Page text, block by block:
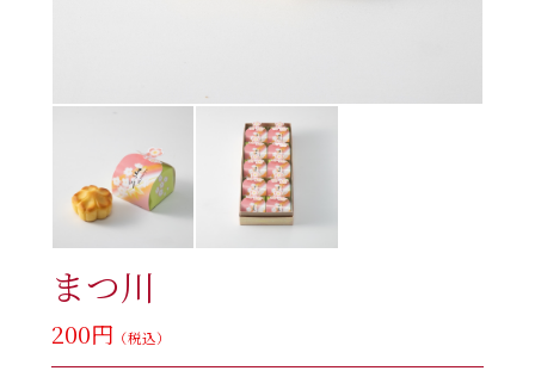
まつ川
200円 （税込）